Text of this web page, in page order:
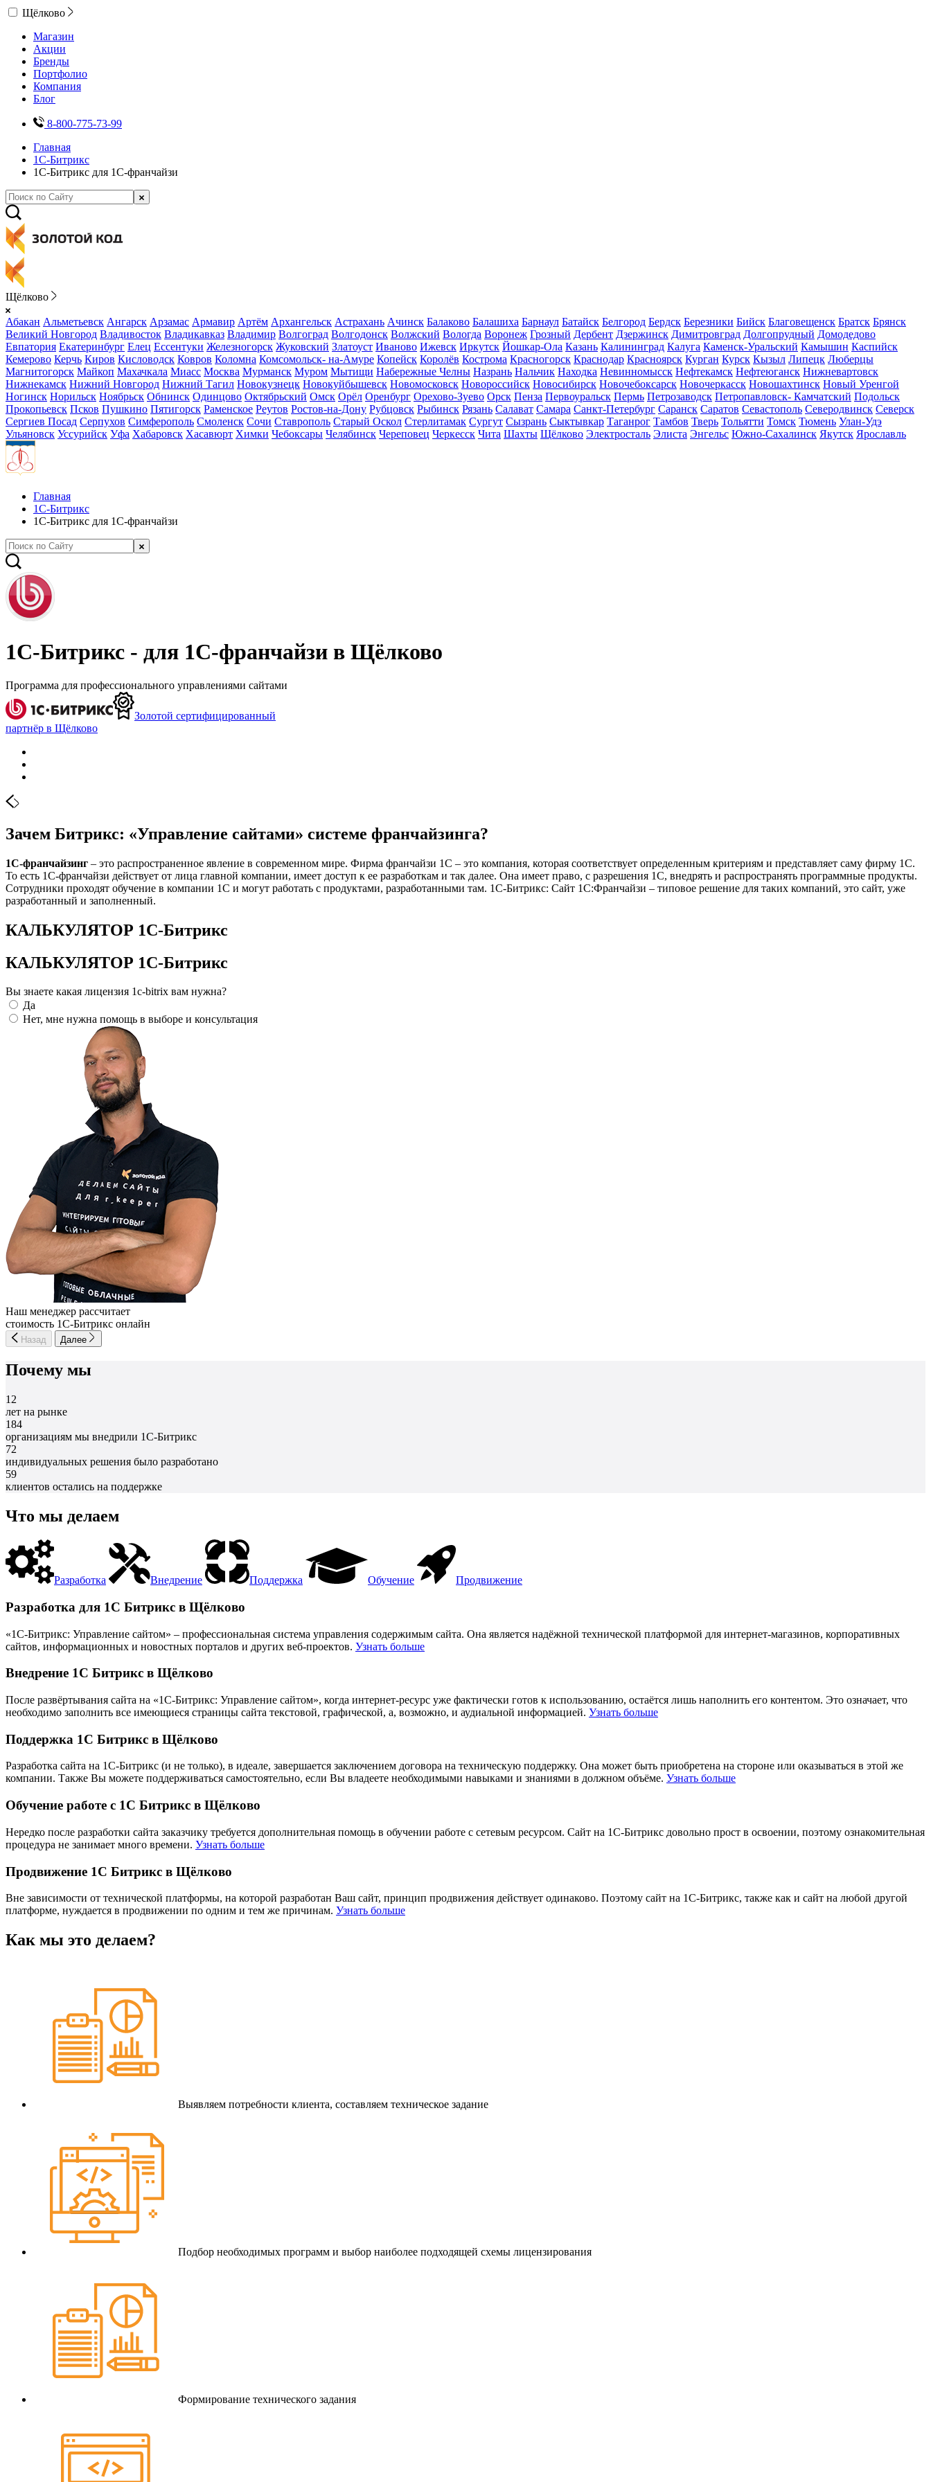
Щёлково
Магазин
Акции
Бренды
Портфолио
Компания
Блог
8-800-775-73-99
Главная
1С-Битрикс
1С-Битрикс для 1С-франчайзи
Щёлково
Абакан Альметьевск Ангарск Арзамас Армавир Артём Архангельск Астрахань Ачинск Балаково Балашиха Барнаул Батайск Белгород Бердск Березники Бийск Благовещенск Братск Брянск
Великий Новгород Владивосток Владикавказ Владимир Волгоград Волгодонск Волжский Вологда Воронеж Грозный Дербент Дзержинск Димитровград Долгопрудный Домодедово
Евпатория Екатеринбург Елец Ессентуки Железногорск Жуковский Златоуст Иваново Ижевск Иркутск Йошкар-Ола Казань Калининград Калуга Каменск-Уральский Камышин Каспийск
Кемерово Керчь Киров Кисловодск Ковров Коломна Комсомольск- на-Амуре Копейск Королёв Кострома Красногорск Краснодар Красноярск Курган Курск Кызыл Липецк Люберцы
Магнитогорск Майкоп Махачкала Миасс Москва Мурманск Муром Мытищи Набережные Челны Назрань Нальчик Находка Невинномысск Нефтекамск Нефтеюганск Нижневартовск
Нижнекамск Нижний Новгород Нижний Тагил Новокузнецк Новокуйбышевск Новомосковск Новороссийск Новосибирск Новочебоксарск Новочеркасск Новошахтинск Новый Уренгой
Ногинск Норильск Ноябрьск Обнинск Одинцово Октябрьский Омск Орёл Оренбург Орехово-Зуево Орск Пенза Первоуральск Пермь Петрозаводск Петропавловск- Камчатский Подольск
Прокопьевск Псков Пушкино Пятигорск Раменское Реутов Ростов-на-Дону Рубцовск Рыбинск Рязань Салават Самара Санкт-Петербург Саранск Саратов Севастополь Северодвинск Северск
Сергиев Посад Серпухов Симферополь Смоленск Сочи Ставрополь Старый Оскол Стерлитамак Сургут Сызрань Сыктывкар Таганрог Тамбов Тверь Тольятти Томск Тюмень Улан-Удэ
Ульяновск Уссурийск Уфа Хабаровск Хасавюрт Химки Чебоксары Челябинск Череповец Черкесск Чита Шахты Щёлково Электросталь Элиста Энгельс Южно-Сахалинск Якутск Ярославль
Главная
1С-Битрикс
1С-Битрикс для 1С-франчайзи
1С-Битрикс - для 1С-франчайзи в Щёлково
Программа для профессионального управлениями сайтами
Золотой сертифицированный
партнёр в Щёлково
Зачем Битрикс: «Управление сайтами» системе франчайзинга?
1С-франчайзинг – это распространенное явление в современном мире. Фирма франчайзи 1С – это компания, которая соответствует определенным критериям и представляет саму фирму 1С.
То есть 1С-франчайзи действует от лица главной компании, имеет доступ к ее разработкам и так далее. Она имеет право, с разрешения 1С, внедрять и распространять программные продукты.
Сотрудники проходят обучение в компании 1С и могут работать с продуктами, разработанными там. 1С-Битрикс: Сайт 1С:Франчайзи – типовое решение для таких компаний, это сайт, уже
разработанный и заполненный.
КАЛЬКУЛЯТОР 1С-Битрикс
КАЛЬКУЛЯТОР 1С-Битрикс
Вы знаете какая лицензия 1c-bitrix вам нужна?
Да
Нет, мне нужна помощь в выборе и консультация
Наш менеджер рассчитает
стоимость 1С-Битрикс онлайн
Назад Далее
Почему мы
12
лет на рынке
184
организациям мы внедрили 1С-Битрикс
72
индивидуальных решения было разработано
59
клиентов остались на поддержке
Что мы делаем
Разработка Внедрение Поддержка Обучение Продвижение
Разработка для 1С Битрикс в Щёлково
«1С-Битрикс: Управление сайтом» – профессиональная система управления содержимым сайта. Она является надёжной технической платформой для интернет-магазинов, корпоративных
сайтов, информационных и новостных порталов и других веб-проектов. Узнать больше
Внедрение 1С Битрикс в Щёлково
После развёртывания сайта на «1С-Битрикс: Управление сайтом», когда интернет-ресурс уже фактически готов к использованию, остаётся лишь наполнить его контентом. Это означает, что
необходимо заполнить все имеющиеся страницы сайта текстовой, графической, а, возможно, и аудиальной информацией. Узнать больше
Поддержка 1С Битрикс в Щёлково
Разработка сайта на 1С-Битрикс (и не только), в идеале, завершается заключением договора на техническую поддержку. Она может быть приобретена на стороне или оказываться в этой же
компании. Также Вы можете поддерживаться самостоятельно, если Вы владеете необходимыми навыками и знаниями в должном объёме. Узнать больше
Обучение работе с 1С Битрикс в Щёлково
Нередко после разработки сайта заказчику требуется дополнительная помощь в обучении работе с сетевым ресурсом. Сайт на 1С-Битрикс довольно прост в освоении, поэтому ознакомительная
процедура не занимает много времени. Узнать больше
Продвижение 1С Битрикс в Щёлково
Вне зависимости от технической платформы, на которой разработан Ваш сайт, принцип продвижения действует одинаково. Поэтому сайт на 1С-Битрикс, также как и сайт на любой другой
платформе, нуждается в продвижении по одним и тем же причинам. Узнать больше
Как мы это делаем?
Выявляем потребности клиента, составляем техническое задание
Подбор необходимых программ и выбор наиболее подходящей схемы лицензирования
Формирование технического задания